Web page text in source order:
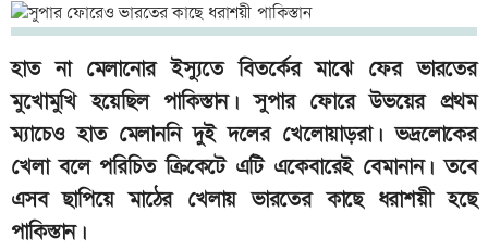
হাত না মেলানোর ইস্যুতে বিতর্কের মাঝে ফের ভারতের
মুখোমুখি হয়েছিল পাকিস্তান। সুপার ফোরে উভয়ের প্রথম
ম্যাচেও হাত মেলাননি দুই দলের খেলোয়াড়রা। ভদ্রলোকের
খেলা বলে পরিচিত ক্রিকেটে এটি একেবারেই বেমানান। তবে
এসব ছাপিয়ে মাঠের খেলায় ভারতের কাছে ধরাশয়ী হছে
পাকিস্তান।